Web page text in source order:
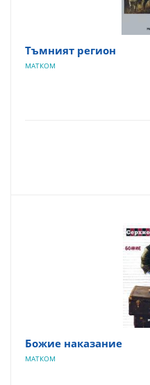
Тъмният регион
МАТКОМ
Божие наказание
МАТКОМ